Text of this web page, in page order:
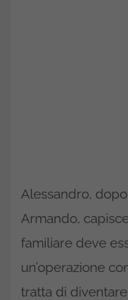
Alessandro,
Armando,
familiare deve
un’operazione
tratta di